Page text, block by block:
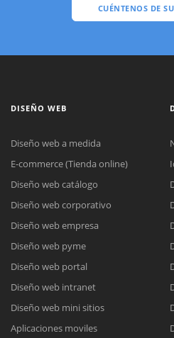
CUÉNTENOS DE
DISEÑO WEB
Diseño web a medida
E-commerce (Tienda online)
Diseño web catálogo
Diseño web corporativo
Diseño web empresa
Diseño web pyme
Diseño web portal
Diseño web intranet
Diseño web mini sitios
Aplicaciones moviles